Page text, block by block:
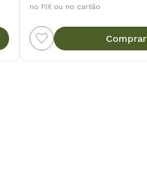
no PIX ou no cartão
Comprar